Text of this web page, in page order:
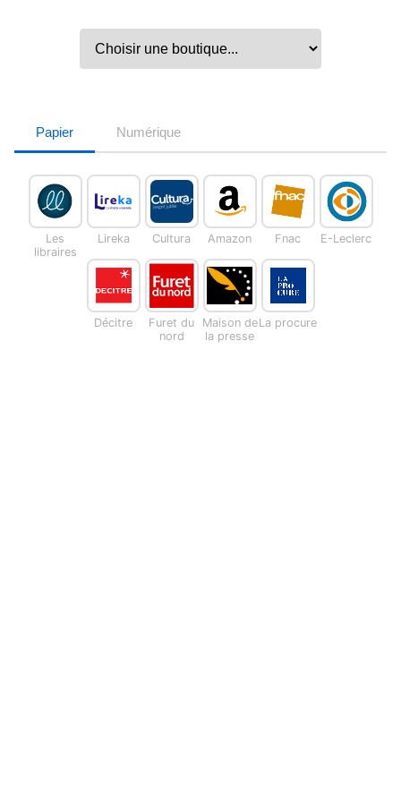
Papier Numérique
Les
libraires
Lireka Cultura Amazon Fnac E-Leclerc
Décitre
Furet du
nord
Maison de
la presse
La procure